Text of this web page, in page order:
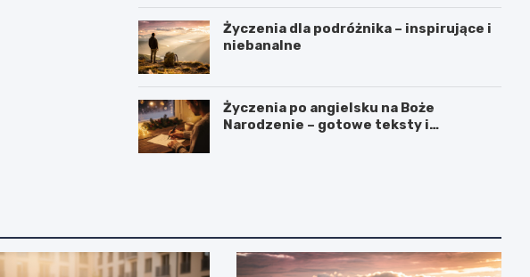
Życzenia dla podróżnika – inspirujące i
niebanalne
Życzenia po angielsku na Boże
Narodzenie – gotowe teksty i